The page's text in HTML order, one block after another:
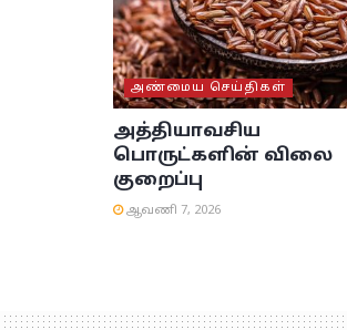
அண்மைய செய்திகள்
அத்தியாவசிய
பொருட்களின் விலை
குறைப்பு
ஆவணி 7, 2026